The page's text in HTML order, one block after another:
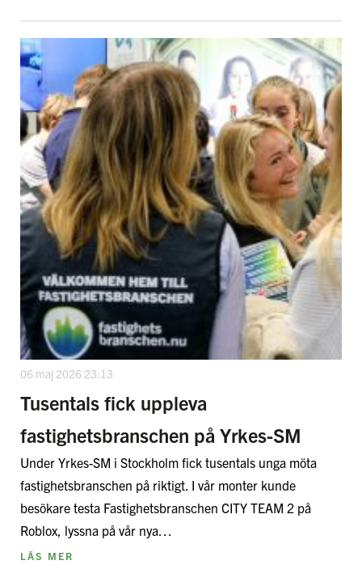
06 maj 2026 23:13
Tusentals fick uppleva
fastighetsbranschen på Yrkes-SM
Under Yrkes-SM i Stockholm fick tusentals unga möta
fastighetsbranschen på riktigt. I vår monter kunde
besökare testa Fastighetsbranschen CITY TEAM 2 på
Roblox, lyssna på vår nya…
LÄS MER